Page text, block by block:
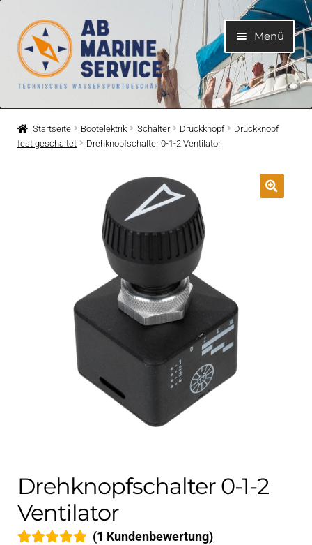
Zur
Navigation
springen
Zum
Inhalt
springen
Menü
Home
Motoren
Technikblog
Startseite Bootelektrik Schalter Druckknopf
Druckknopf
fest geschaltet
Drehknopfschalter 0-1-2 Ventilator
Drehknopfschalter 0-1-2
Ventilator
(1 Kundenbewertung)